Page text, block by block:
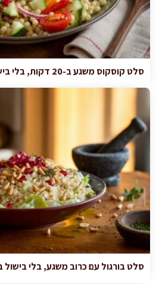
סלט קוסקוס משגע ב-20 דקות, בלי בישול על אש
סלט בורגול עם כרוב משגע, בלי בישול